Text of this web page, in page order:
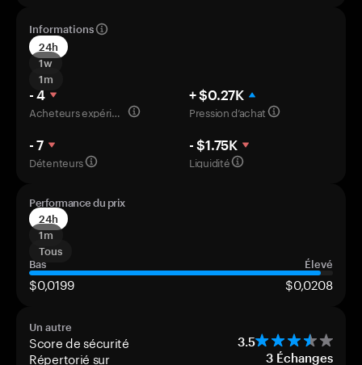
Informations
24h
1w
1m
- 4
Acheteurs expérimentés
+ $0.27K
Pression d’achat
- 7
Détenteurs
- $1.75K
Liquidité
Performance du prix
24h
1m
Tous
Bas
Élevé
$0,0199 $0,0208
Un autre
Score de sécurité 3.5
Répertorié sur 3 Échanges